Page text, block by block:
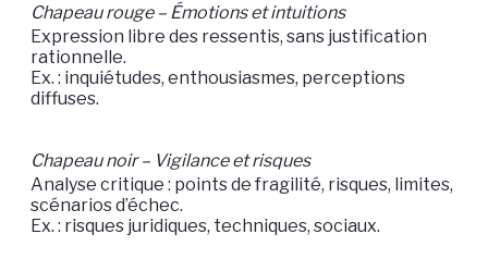
Chapeau rouge – Émotions et intuitions
Expression libre des ressentis, sans justification
rationnelle.
Ex. : inquiétudes, enthousiasmes, perceptions
diffuses.
Chapeau noir – Vigilance et risques
Analyse critique : points de fragilité, risques, limites,
scénarios d’échec.
Ex. : risques juridiques, techniques, sociaux.